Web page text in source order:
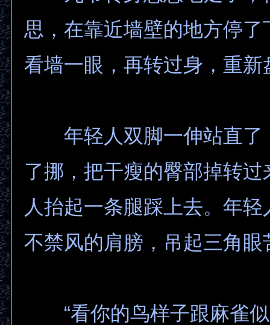
思，在靠近墙壁的地方停了
看墙一眼，再转过身，重新
年轻人双脚一伸站直了
了挪，把干瘦的臀部掉转过
人抬起一条腿踩上去。年
不禁风的肩膀，吊起三角眼
“看你的鸟样子跟麻雀似